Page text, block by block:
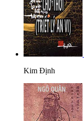
Kim Định